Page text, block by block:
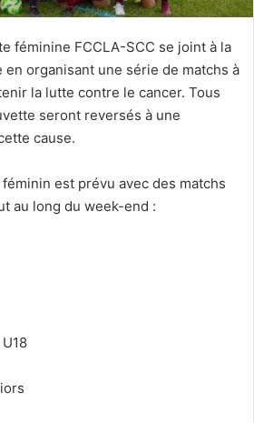
féminine FCCLA-SCC se joint à la
en organisant une série de matchs à
la lutte contre le cancer. Tous
seront reversés à une
cause.
est prévu avec des matchs
au long du week-end :